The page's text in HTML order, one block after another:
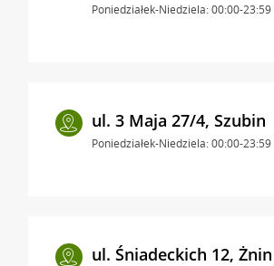
Poniedziałek-Niedziela: 00:00-23:59
ul. 3 Maja 27/4, Szubin
Poniedziałek-Niedziela: 00:00-23:59
ul. Śniadeckich 12, Żnin